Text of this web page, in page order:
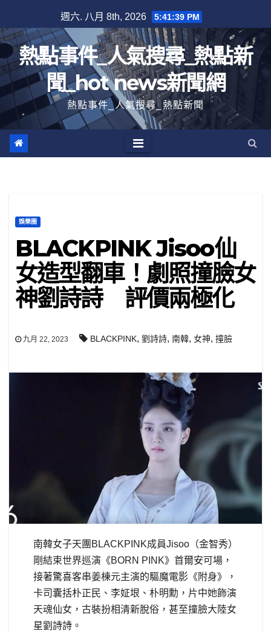
至
內
容
週六. 八月 8th, 2026 5:41:39 PM
熱點事件_人氣搜尋_熱點新
聞_hot news新聞網
熱點事件_人氣搜尋_熱點新聞
娛樂圈
BLACKPINK Jisoo仙
女造型翻車！劇照撞臉女
神劉詩詩 評價兩極化
九月 22, 2023 BLACKPINK, 劉詩詩, 南韓, 女神, 撞臉
南韓女子天團BLACKPINK成員Jisoo（金智秀）
剛結束世界巡演《BORN PINK》首爾安可場，
接著驚喜客串姜棟元主演的驅魔電影《附身》，
卡司囊括朴正民、李姃垠、朴明勳，片中她飾演
天魂仙女，古裝扮相清新脫俗，甚至撞臉大陸女
星劉詩詩。